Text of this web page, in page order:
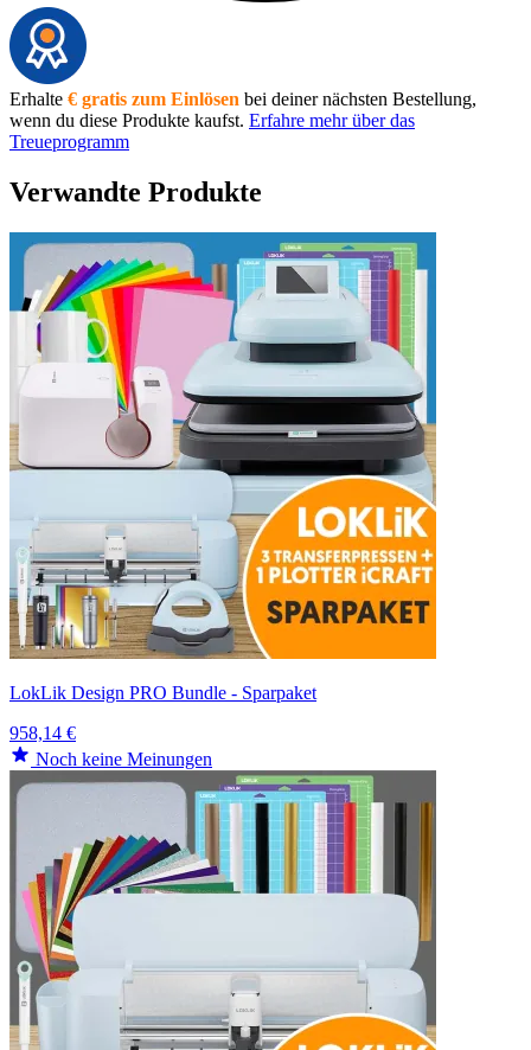
Erhalte € gratis zum Einlösen bei deiner nächsten Bestellung,
wenn du diese Produkte kaufst. Erfahre mehr über das
Treueprogramm
Verwandte Produkte
LokLik Design PRO Bundle - Sparpaket
958,14 €
Noch keine Meinungen